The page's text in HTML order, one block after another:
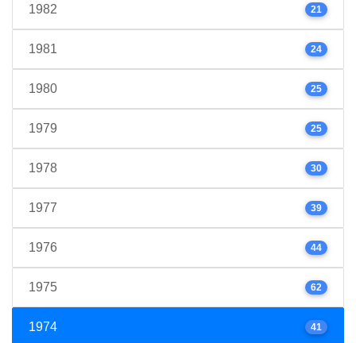
1982 21
1981 24
1980 25
1979 25
1978 30
1977 39
1976 44
1975 62
1974 41